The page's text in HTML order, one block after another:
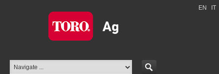
EN IT